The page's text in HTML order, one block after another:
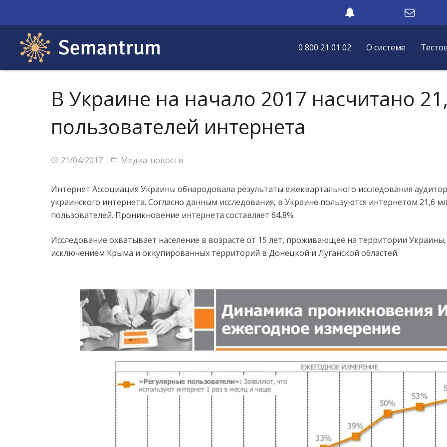
0 800 21 01 02 О системе
В Украине на начало 2017 насчитано
пользователей интернета
21/04/2017 Медиа-новости
Интернет Ассоциация Украины обнародовала результаты ежеквартального исследования
украинского интернета. Согласно данным исследования, в Украине пользуются интернетом 21,6
пользователей. Проникновение интернета составляет 64,8%.
Исследование охватывает население в возрасте от 15 лет, проживающее на территории Украины,
исключением Крыма и оккупированных территорий в Донецкой и Луганской областей.